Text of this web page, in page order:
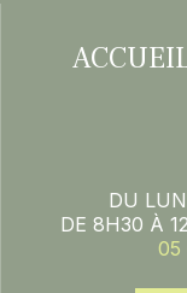
DU
DE 8H30 À
05